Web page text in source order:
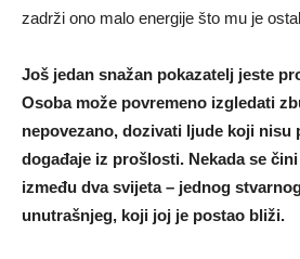
zadrži ono malo energije što mu je
Još jedan snažan pokazatelj jeste
Osoba može povremeno izgledati
nepovezano, dozivati ljude koji
događaje iz prošlosti. Nekada se
između dva svijeta – jednog
unutrašnjeg, koji joj je postao bliži.